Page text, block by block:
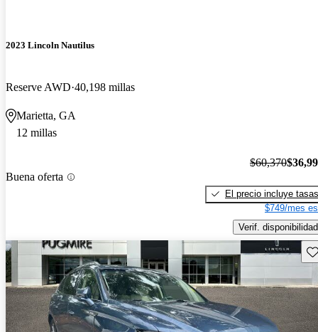
2023 Lincoln Nautilus
Reserve AWD 40,198 millas
Marietta, GA
12 millas
Buena oferta
$60,370
El precio incluye tasas
$749/mes
Verif. disponibilidad